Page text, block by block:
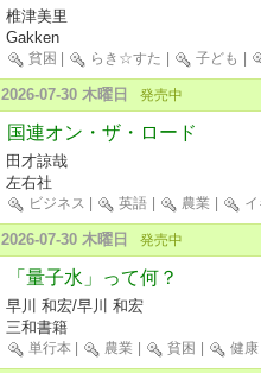
椎津美里
Gakken
貧困 らき☆すた 子ども
2026-07-30 木曜日 発売中
国連オン・ザ・ロード
田才諒哉
左右社
ビジネス 英語 農業
2026-07-30 木曜日 発売中
「量子水」って何？
早川 和宏/早川 和宏
三和書籍
単行本 農業 貧困 健康